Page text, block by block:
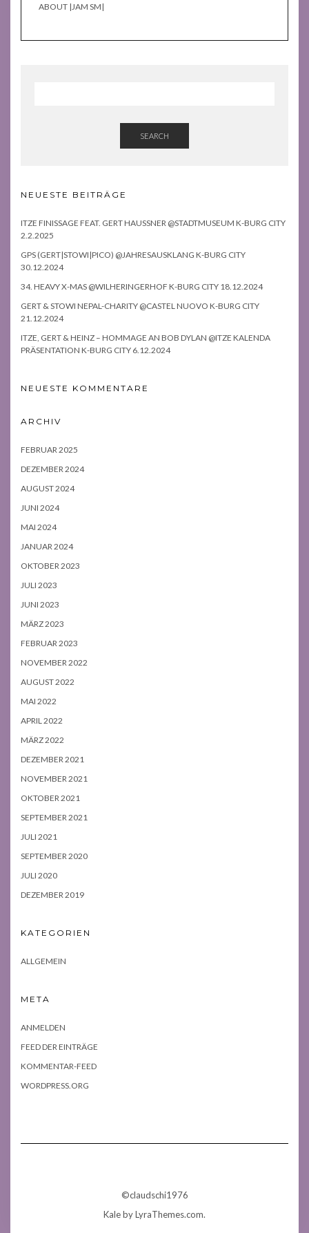
ABOUT |JAM SM|
SEARCH
NEUESTE BEITRÄGE
ITZE FINISSAGE FEAT. GERT HAUSSNER @STADTMUSEUM K-BURG CITY
2.2.2025
GPS (GERT|STOWI|PICO) @JAHRESAUSKLANG K-BURG CITY
30.12.2024
34. HEAVY X-MAS @WILHERINGERHOF K-BURG CITY 18.12.2024
GERT & STOWI NEPAL-CHARITY @CASTEL NUOVO K-BURG CITY
21.12.2024
ITZE, GERT & HEINZ – HOMMAGE AN BOB DYLAN @ITZE KALENDA
PRÄSENTATION K-BURG CITY 6.12.2024
NEUESTE KOMMENTARE
ARCHIV
FEBRUAR 2025
DEZEMBER 2024
AUGUST 2024
JUNI 2024
MAI 2024
JANUAR 2024
OKTOBER 2023
JULI 2023
JUNI 2023
MÄRZ 2023
FEBRUAR 2023
NOVEMBER 2022
AUGUST 2022
MAI 2022
APRIL 2022
MÄRZ 2022
DEZEMBER 2021
NOVEMBER 2021
OKTOBER 2021
SEPTEMBER 2021
JULI 2021
SEPTEMBER 2020
JULI 2020
DEZEMBER 2019
KATEGORIEN
ALLGEMEIN
META
ANMELDEN
FEED DER EINTRÄGE
KOMMENTAR-FEED
WORDPRESS.ORG
©claudschi1976
Kaleby LyraThemes.com.